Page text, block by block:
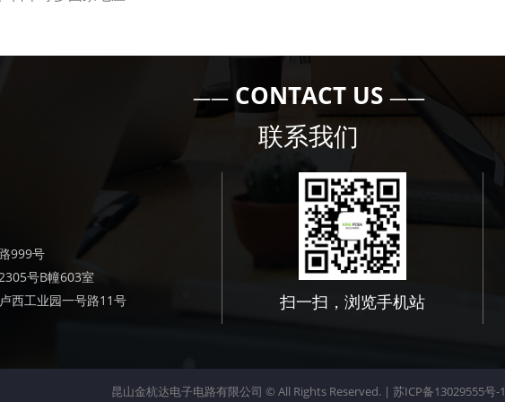
——CONTACT US ——
联系我们
999号
号B幢603室
西工业园一号路11号
扫一扫，浏览手机站
昆山金杭达电子电路有限公司 © All Rights Reserved. | 苏ICP备13029555号-1